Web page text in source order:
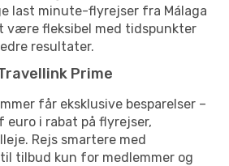
last minute-flyrejser fra Málaga
være fleksibel med tidspunkter
resultater.
Prime
får eksklusive besparelser –
euro i rabat på flyrejser,
Rejs smartere med
tilbud kun for medlemmer og